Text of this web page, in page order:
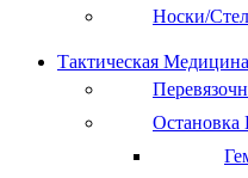
Носки/
Тактическая Медицина
Остановка